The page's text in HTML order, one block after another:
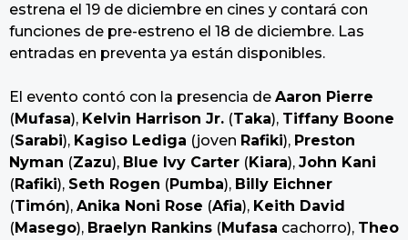
estrena el 19 de diciembre en cines y contará con
funciones de pre-estreno el 18 de diciembre. Las
entradas en preventa ya están disponibles.
El evento contó con la presencia de Aaron Pierre
(Mufasa), Kelvin Harrison Jr. (Taka), Tiffany Boone
(Sarabi), Kagiso Lediga (joven Rafiki), Preston
Nyman (Zazu), Blue Ivy Carter (Kiara), John Kani
(Rafiki), Seth Rogen (Pumba), Billy Eichner
(Timón), Anika Noni Rose (Afia), Keith David
(Masego), Braelyn Rankins (Mufasa cachorro), Theo